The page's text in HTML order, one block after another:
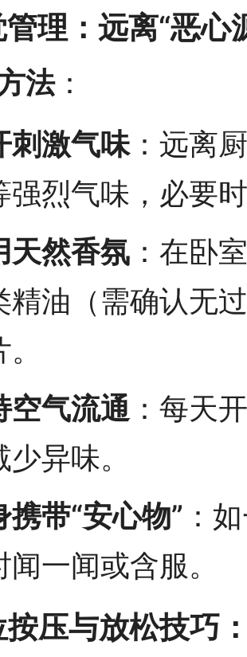
理：远离“恶心
法：
刺激气味：远离
强烈气味，必要
天然香氛 ：在卧
精油（需确认无
空气流通 ：每天
少异味。
携带“安心物” ：
闻一闻或含服。
按压与放松技巧